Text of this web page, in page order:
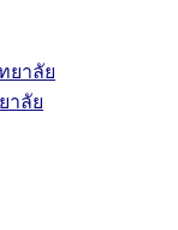
ยาลัย
าลัย